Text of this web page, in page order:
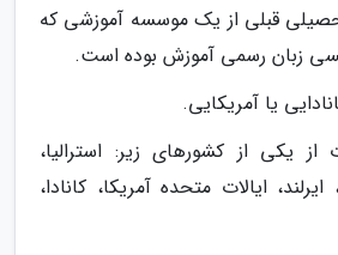
قبلی از یک موسسه آموزشی که
زبان رسمی آموزش بوده است.
یا آمریکایی.
از یکی از کشورهای زیر: استرالیا،
ایرلند، ایالات متحده آمریکا، کانادا،